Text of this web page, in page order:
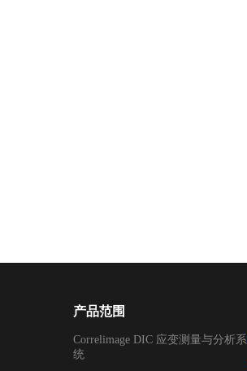
产品范围
Correlimage DIC 应变测量与分析系
统